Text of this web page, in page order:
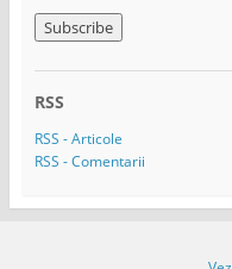
r
e
s
e
m
a
RSS
RSS - Articole
RSS - Comentarii